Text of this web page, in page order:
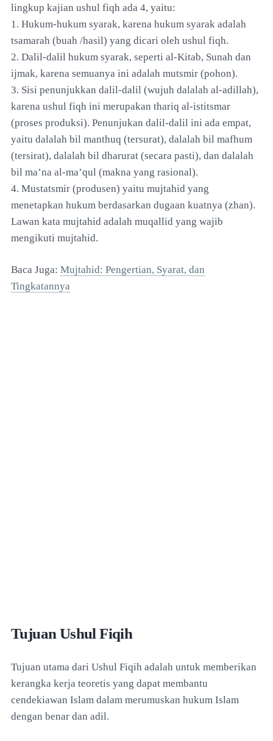
lingkup kajian ushul fiqh ada 4, yaitu:
1. Hukum-hukum syarak, karena hukum syarak adalah
tsamarah (buah /hasil) yang dicari oleh ushul fiqh.
2. Dalil-dalil hukum syarak, seperti al-Kitab, Sunah dan
ijmak, karena semuanya ini adalah mutsmir (pohon).
3. Sisi penunjukkan dalil-dalil (wujuh dalalah al-adillah),
karena ushul fiqh ini merupakan thariq al-istitsmar
(proses produksi). Penunjukan dalil-dalil ini ada empat,
yaitu dalalah bil manthuq (tersurat), dalalah bil mafhum
(tersirat), dalalah bil dharurat (secara pasti), dan dalalah
bil ma’na al-ma’qul (makna yang rasional).
4. Mustatsmir (produsen) yaitu mujtahid yang
menetapkan hukum berdasarkan dugaan kuatnya (zhan).
Lawan kata mujtahid adalah muqallid yang wajib
mengikuti mujtahid.
Baca Juga: Mujtahid: Pengertian, Syarat, dan
Tingkatannya
Tujuan Ushul Fiqih
Tujuan utama dari Ushul Fiqih adalah untuk memberikan
kerangka kerja teoretis yang dapat membantu
cendekiawan Islam dalam merumuskan hukum Islam
dengan benar dan adil.